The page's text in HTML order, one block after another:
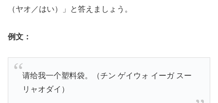
（ヤオ／はい）」と答えましょう。
例文：
请给我一个塑料袋。（チン ゲイウォ イーガ スー
リャオダイ）